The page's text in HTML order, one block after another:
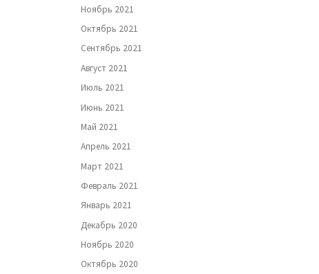
Ноябрь 2021
Октябрь 2021
Сентябрь 2021
Август 2021
Июль 2021
Июнь 2021
Май 2021
Апрель 2021
Март 2021
Февраль 2021
Январь 2021
Декабрь 2020
Ноябрь 2020
Октябрь 2020